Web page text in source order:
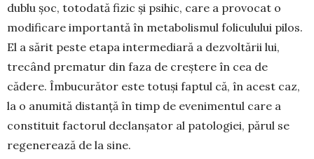
dublu șoc, totodată fizic și psihic, care a provocat o
modifi­care importantă în metabolismul foliculului pilos.
El a sărit peste etapa intermediară a dezvoltării lui,
trecând prematur din faza de creștere în cea de
cădere. Îmbucurător este totuși faptul că, în acest caz,
la o anumită distanță în timp de eveni­mentul care a
constituit factorul declanșator al patologiei, părul se
regenerează de la sine.